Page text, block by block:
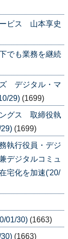
ビス 山本享史
でも業務を継続
ズ デジタル・マ
29) (1699)
ングス 取締役執
(1699)
執行役員・デジ
デジタルコミュ
宅化を加速('20/
01/30) (1663)
(1663)